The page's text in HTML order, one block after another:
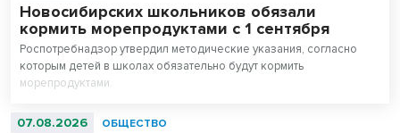
Новосибирских школьников обязали
кормить морепродуктами с 1 сентября
Роспотребнадзор утвердил методические указания, согласно
которым детей в школах обязательно будут кормить
морепродуктами.
07.08.2026 ОБЩЕСТВО